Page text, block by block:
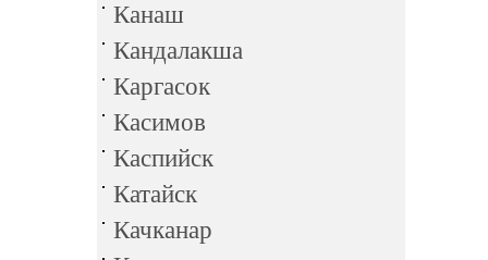
Канаш
Кандалакша
Каргасок
Касимов
Каспийск
Катайск
Качканар